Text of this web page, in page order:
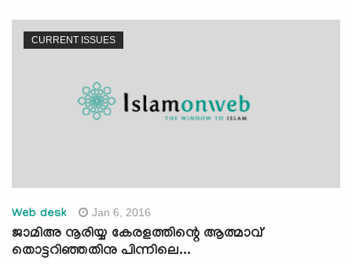
CURRENT ISSUES
Web desk Jan 6, 2016
ജാമിഅ നൂരിയ്യ കേരളത്തിന്റെ ആത്മാവ്
തൊട്ടറിഞ്ഞതിനു പിന്നിലെ...